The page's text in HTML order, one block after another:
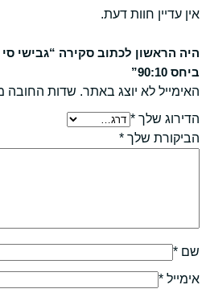
אין עדיין חוות דעת.
היה הראשון לכתוב סקירה “גבישי
ביחס 90:10”
האימייל לא יוצג באתר. שדות החובה
הדירוג שלך *
הביקורת שלך *
שם *
אימייל *